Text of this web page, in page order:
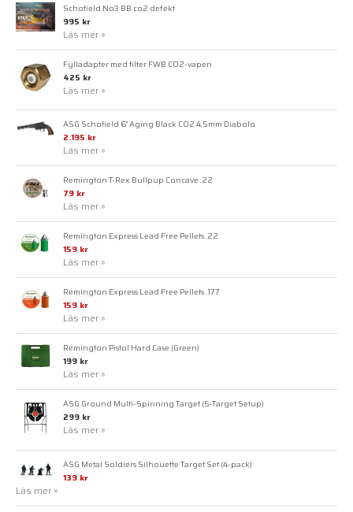
Schofield No3 BB co2 defekt
995 kr
Läs mer »
Fylladapter med filter FWB CO2-vapen
425 kr
Läs mer »
ASG Schofield 6" Aging Black CO2 4,5mm Diabolo
2.195 kr
Läs mer »
Remington T-Rex Bullpup Concave .22
79 kr
Läs mer »
Remington Express Lead Free Pellets .22
159 kr
Läs mer »
Remington Express Lead Free Pellets .177
159 kr
Läs mer »
Remington Pistol Hard Case (Green)
199 kr
Läs mer »
ASG Ground Multi-Spinning Target (5-Target Setup)
299 kr
Läs mer »
ASG Metal Soldiers Silhouette Target Set (4-pack)
139 kr
Läs mer »